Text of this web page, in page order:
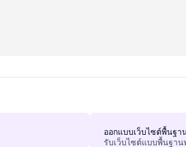
ออกแบบเว็บไซต์พื้นฐา
รับเว็บไซต์แบบพื้นฐาน